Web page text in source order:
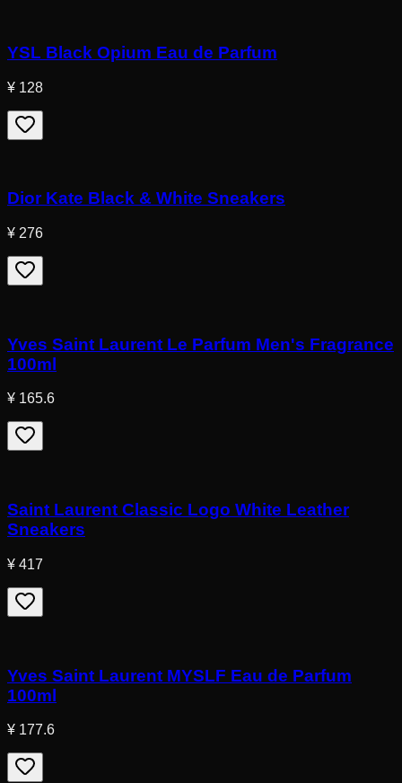
YSL Black Opium Eau de Parfum
¥ 128
Dior Kate Black & White Sneakers
¥ 276
Yves Saint Laurent Le Parfum Men's Fragrance
100ml
¥ 165.6
Saint Laurent Classic Logo White Leather
Sneakers
¥ 417
Yves Saint Laurent MYSLF Eau de Parfum
100ml
¥ 177.6